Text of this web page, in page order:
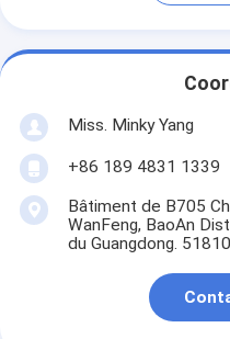
Miss. Minky Yang
+86 189 4831 1339
Bâtiment de B705
WanFeng, BaoAn
du Guangdong.